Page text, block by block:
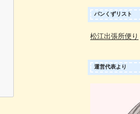
パンくずリスト
松江出張所便り
運営代表より